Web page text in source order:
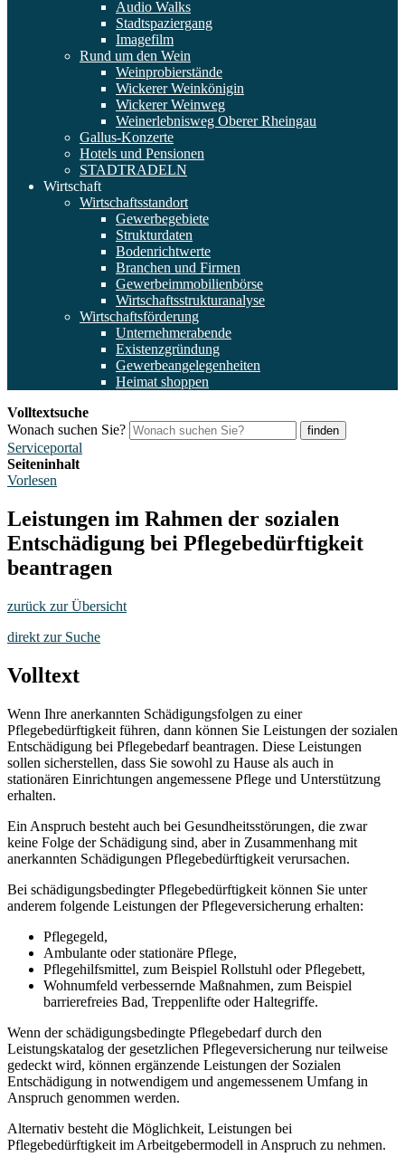
Audio Walks
Stadtspaziergang
Imagefilm
Rund um den Wein
Weinprobierstände
Wickerer Weinkönigin
Wickerer Weinweg
Weinerlebnisweg Oberer Rheingau
Gallus-Konzerte
Hotels und Pensionen
STADTRADELN
Wirtschaft
Wirtschaftsstandort
Gewerbegebiete
Strukturdaten
Bodenrichtwerte
Branchen und Firmen
Gewerbeimmobilienbörse
Wirtschaftsstrukturanalyse
Wirtschaftsförderung
Unternehmerabende
Existenzgründung
Gewerbeangelegenheiten
Heimat shoppen
Volltextsuche
Wonach suchen Sie?
finden
Serviceportal
Seiteninhalt
Vorlesen
Leistungen im Rahmen der sozialen
Entschädigung bei Pflegebedürftigkeit
beantragen
zurück zur Übersicht
direkt zur Suche
Volltext
Wenn Ihre anerkannten Schädigungsfolgen zu einer
Pflegebedürftigkeit führen, dann können Sie Leistungen der sozialen
Entschädigung bei Pflegebedarf beantragen. Diese Leistungen
sollen sicherstellen, dass Sie sowohl zu Hause als auch in
stationären Einrichtungen angemessene Pflege und Unterstützung
erhalten.
Ein Anspruch besteht auch bei Gesundheitsstörungen, die zwar
keine Folge der Schädigung sind, aber in Zusammenhang mit
anerkannten Schädigungen Pflegebedürftigkeit verursachen.
Bei schädigungsbedingter Pflegebedürftigkeit können Sie unter
anderem folgende Leistungen der Pflegeversicherung erhalten:
Pflegegeld,
Ambulante oder stationäre Pflege,
Pflegehilfsmittel, zum Beispiel Rollstuhl oder Pflegebett,
Wohnumfeld verbessernde Maßnahmen, zum Beispiel
barrierefreies Bad, Treppenlifte oder Haltegriffe.
Wenn der schädigungsbedingte Pflegebedarf durch den
Leistungskatalog der gesetzlichen Pflegeversicherung nur teilweise
gedeckt wird, können ergänzende Leistungen der Sozialen
Entschädigung in notwendigem und angemessenem Umfang in
Anspruch genommen werden.
Alternativ besteht die Möglichkeit, Leistungen bei
Pflegebedürftigkeit im Arbeitgebermodell in Anspruch zu nehmen.